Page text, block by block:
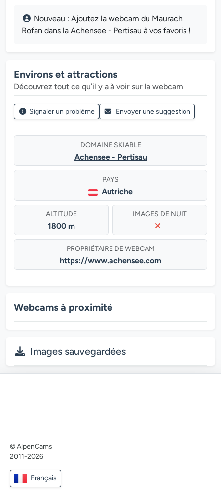
Nouveau : Ajoutez la webcam du Maurach
Rofan dans la Achensee - Pertisau à vos favoris !
Environs et attractions
Découvrez tout ce qu’il y a à voir sur la webcam
Signaler un problème Envoyer une suggestion
DOMAINE SKIABLE
Achensee - Pertisau
PAYS
Autriche
ALTITUDE
1800 m
IMAGES DE NUIT
PROPRIÉTAIRE DE WEBCAM
https://www.achensee.com
Webcams à proximité
Images sauvegardées
© AlpenCams
2011-2026
Français